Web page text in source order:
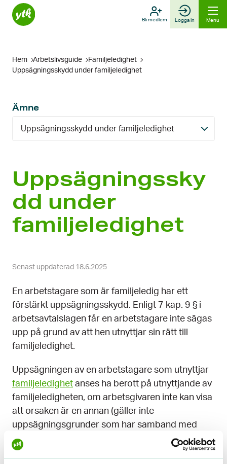
Skip
Bli medlem Logga in Menu
Hem Arbetslivsguide
Familje­ledighet
Uppsägningsskydd under familjeledighet
Ämne
Uppsägningsskydd under familjeledighet
Uppsägningssky
dd under
familjeledighet
Senast uppdaterad 18.6.2025
En arbetstagare som är familjeledig har ett
förstärkt uppsägningsskydd. Enligt 7 kap. 9 § i
arbetsavtalslagen får en arbetstagare inte sägas
upp på grund av att hen utnyttjar sin rätt till
familjeledighet.
Uppsägningen av en arbetstagare som utnyttjar
familjeledighet anses ha berott på utnyttjande av
familjeledigheten, om arbetsgivaren inte kan visa
att orsaken är en annan (gäller inte
uppsägningsgrunder som har samband med
arbetstagarens person eller t.ex. konkurs).